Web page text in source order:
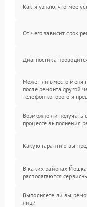
Как я узнаю, что мое
От чего зависит срок
Диагностика
Может ли вместо меня
после ремонта другой
телефон которого я
Возможно ли получать
процессе выполнения
Какую гарантию вы
В каких районах
располагаются
Выполняете ли вы
лиц?